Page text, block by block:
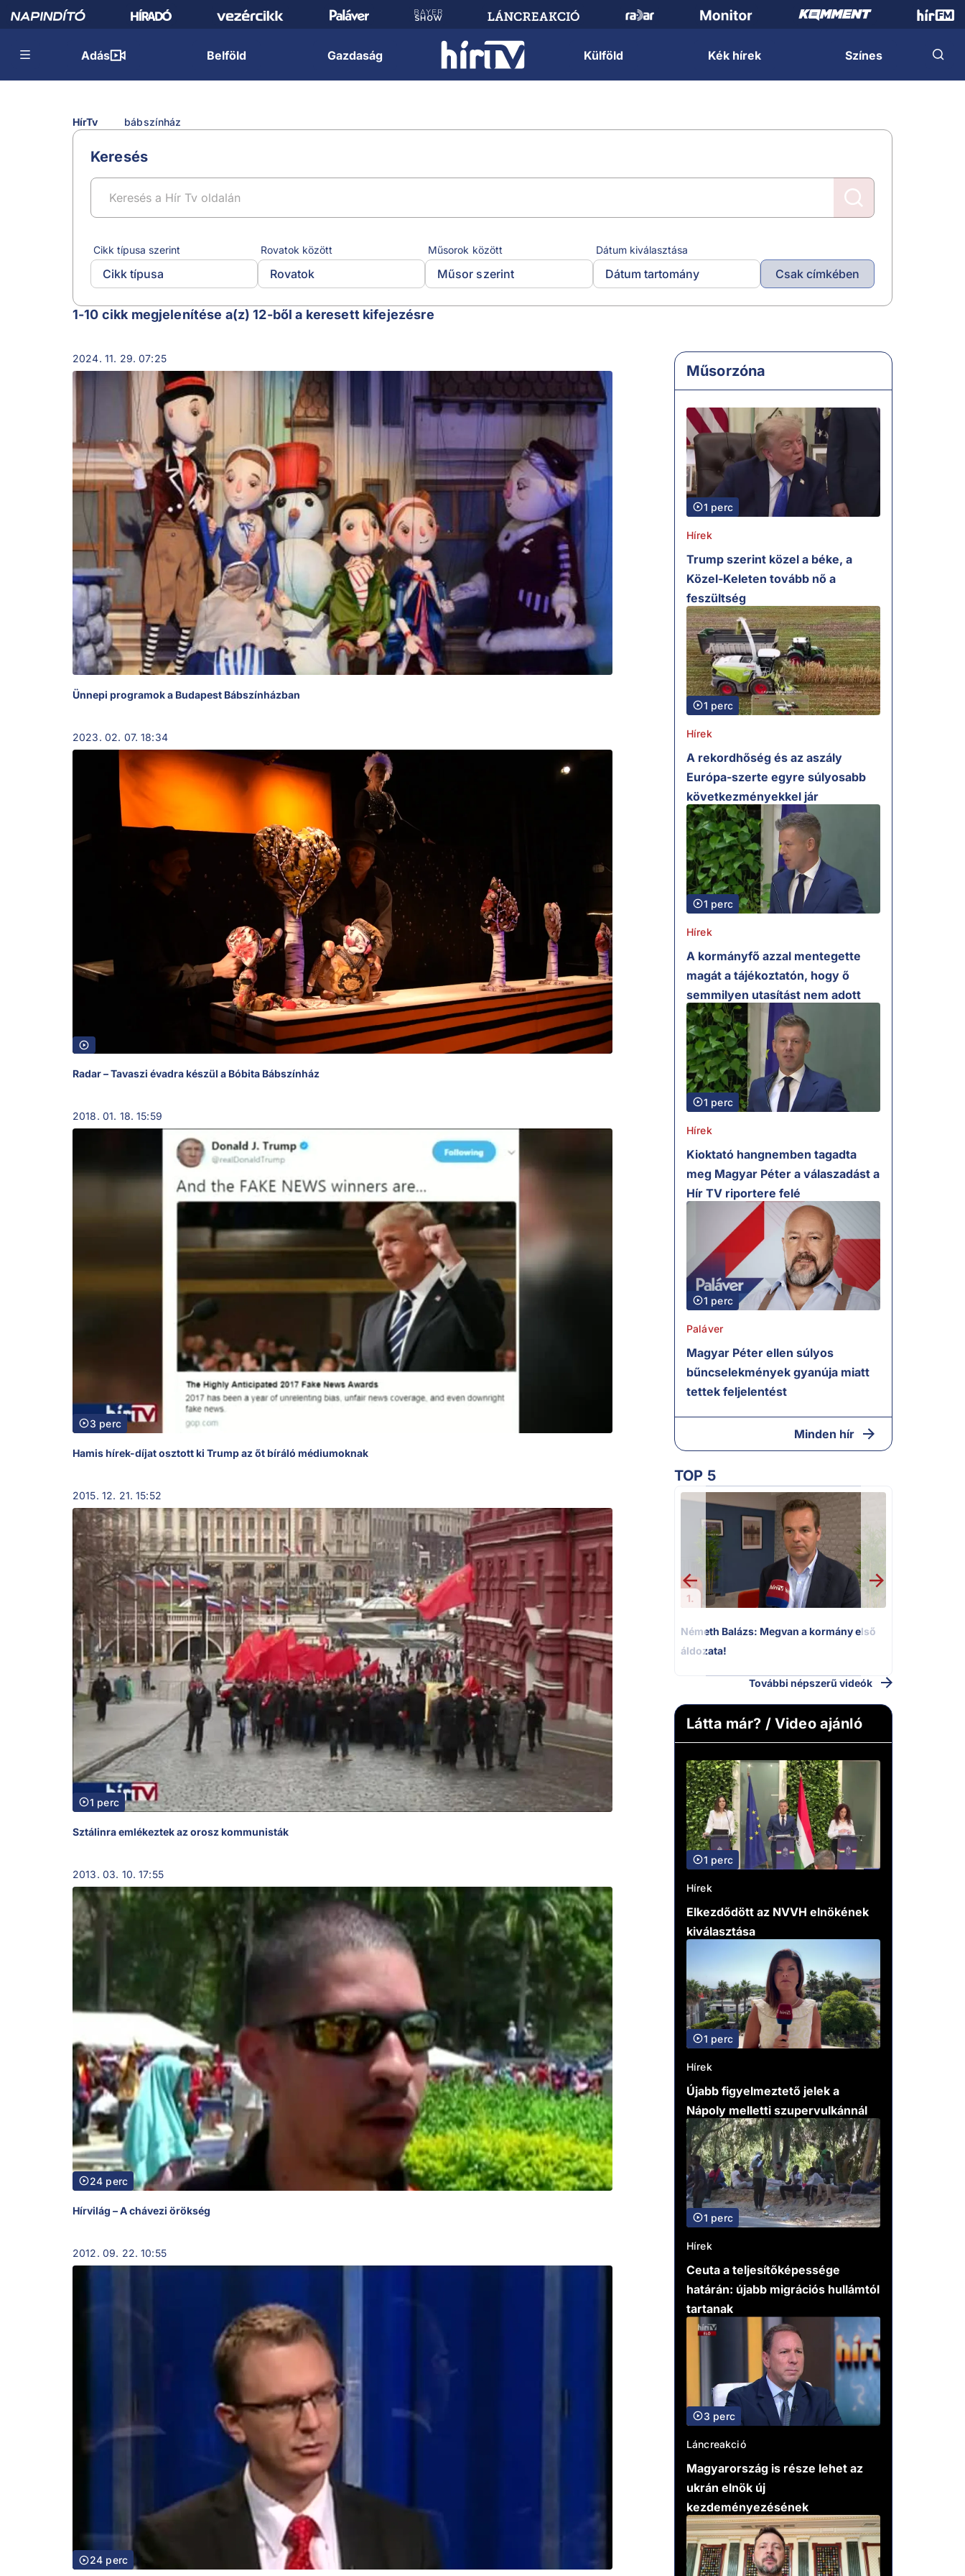
Adás Belföld Gazdaság Külföld Kék hírek Színes
HírTv bábszínház
Keresés
Cikk típusa szerint
Cikk típusa
Rovatok között
Rovatok
Műsorok között
Műsor szerint
Dátum kiválasztása
Dátum tartomány Csak címkében
bábszínház
1-10 cikk megjelenítése a(z) 12-ből a keresett kifejezésre
2024. 11. 29. 07:25
Ünnepi programok a Budapest Bábszínházban
2023. 02. 07. 18:34
Radar – Tavaszi évadra készül a Bóbita Bábszínház
2018. 01. 18. 15:59
3 perc
Hamis hírek-díjat osztott ki Trump az őt bíráló médiumoknak
2015. 12. 21. 15:52
1 perc
Sztálinra emlékeztek az orosz kommunisták
2013. 03. 10. 17:55
24 perc
Hírvilág – A chávezi örökség
2012. 09. 22. 10:55
24 perc
Műsorzóna
1 perc
Hírek
Trump szerint közel a béke, a
Közel-Keleten tovább nő a
feszültség
1 perc
Hírek
A rekordhőség és az aszály
Európa-szerte egyre súlyosabb
következményekkel jár
1 perc
Hírek
A kormányfő azzal mentegette
magát a tájékoztatón, hogy ő
semmilyen utasítást nem adott
1 perc
Hírek
Kioktató hangnemben tagadta
meg Magyar Péter a válaszadást a
Hír TV riportere felé
1 perc
Paláver
Magyar Péter ellen súlyos
bűncselekmények gyanúja miatt
tettek feljelentést
Minden hír
TOP 5
1.
Németh Balázs: Megvan a kormány első
áldozata!
További népszerű videók
Látta már? / Video ajánló
1 perc
Hírek
Elkezdődött az NVVH elnökének
kiválasztása
1 perc
Hírek
Újabb figyelmeztető jelek a
Nápoly melletti szupervulkánnál
1 perc
Hírek
Ceuta a teljesítőképessége
határán: újabb migrációs hullámtól
tartanak
3 perc
Láncreakció
Magyarország is része lehet az
ukrán elnök új
kezdeményezésének